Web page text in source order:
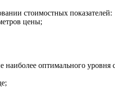
стоимостных показателей:
цены;
оптимального